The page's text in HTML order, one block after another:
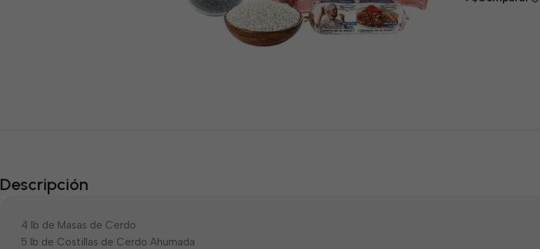
5
Descripción
4 lb de Masas de Cerdo
5 lb de Costillas de Cerdo Ahumada